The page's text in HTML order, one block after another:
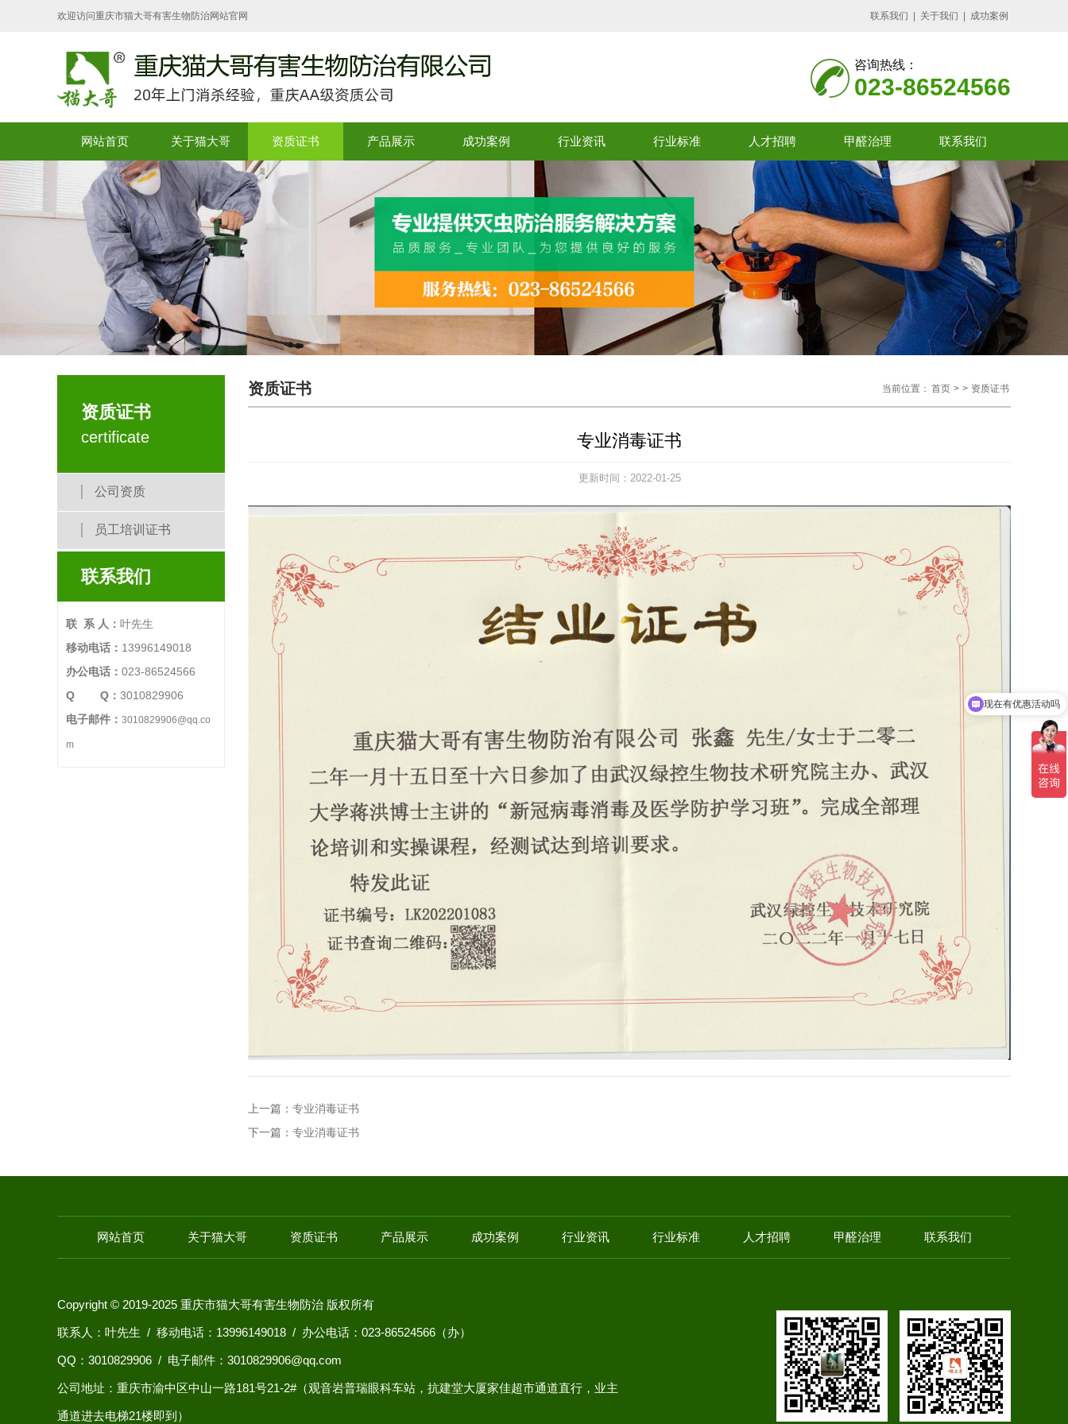
欢迎访问重庆市猫大哥有害生物防治网站官网 联系我们 关于我们 成功案例
咨询热线：
023-86524566
网站首页 关于猫大哥 资质证书 产品展示 成功案例 行业资讯 行业标准 人才招聘 甲醛治理 联系我们
资质证书
certificate
公司资质
员工培训证书
联系我们
联 系 人： 叶先生
移动电话： 13996149018
办公电话： 023-86524566
Q Q： 3010829906
电子邮件： 3010829906@qq.co
m
资质证书 首页 > > 资质证书
当前位置：
专业消毒证书
更新时间：2022-01-25
上一篇： 专业消毒证书
下一篇： 专业消毒证书
网站首页 关于猫大哥 资质证书 产品展示 成功案例 行业资讯 行业标准 人才招聘 甲醛治理 联系我们
Copyright © 2019-2025 重庆市猫大哥有害生物防治 版权所有
联系人：叶先生 / 移动电话：13996149018 / 办公电话：023-86524566（办）
QQ： 3010829906 / 电子邮件：3010829906@qq.com
公司地址：重庆市渝中区中山一路181号21-2#（观音岩普瑞眼科车站，抗建堂大厦家佳超市通道直行，业主
通道进去电梯21楼即到）
现在有优惠活动吗